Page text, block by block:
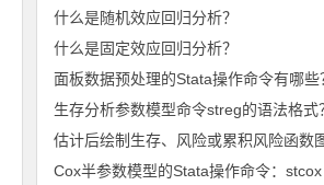
什么是随机效应回归分析？
什么是固定效应回归分析？
面板数据预处理的Stata操作命令有哪些
生存分析参数模型命令streg的语法格式
Cox半参数模型的Stata操作命令：stcox